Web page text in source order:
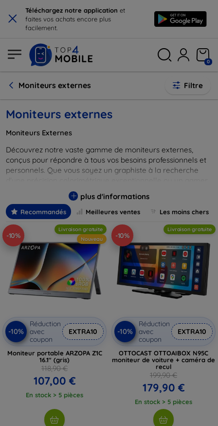
× Téléchargez notre application et
faites vos achats encore plus
facilement.
0
Moniteurs externes Filtre
Moniteurs externes
Moniteurs Externes
Découvrez notre vaste gamme de moniteurs externes,
conçus pour répondre à tous vos besoins professionnels et
personnels. Que vous soyez un graphiste à la recherche
d'une précision colorimétrique exceptionnelle ou un gamer
souhaitant une expérience de jeu immersive, nos moniteurs
offrent qualité, performance et fiabilité. Profitez de
résolutions allant du Full HD à la 4K, de taux de
rafraîchissement élevés, et de designs ergonomiques
adaptés à tous vos espaces de travail. Augmentez votre
productivité et votre confort avec nos moniteurs externes
haut de gamme, disponibles dans différentes tailles et
caractéristiques techniques.
plus d'informations
Recommandés Meilleures ventes Les moins chers
-10%
Livraison gratuite
Nouveau
-10%
Réduction
avec
coupon
EXTRA10
Moniteur portable ARZOPA Z1C
16.1" (gris)
118,90 €
107,00 €
En stock > 5 pièces
-10%
Livraison gratuite
-10%
Réduction
avec
coupon
EXTRA10
OTTOCAST OTTOAIBOX N95C
moniteur de voiture + caméra de
recul
199,90 €
179,90 €
En stock > 5 pièces